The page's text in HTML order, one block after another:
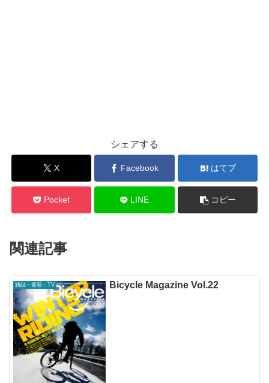
シェアする
X Facebook はてブ
Pocket LINE コピー
関連記事
雑誌・書籍・TV Bicycle Magazine Vol.22